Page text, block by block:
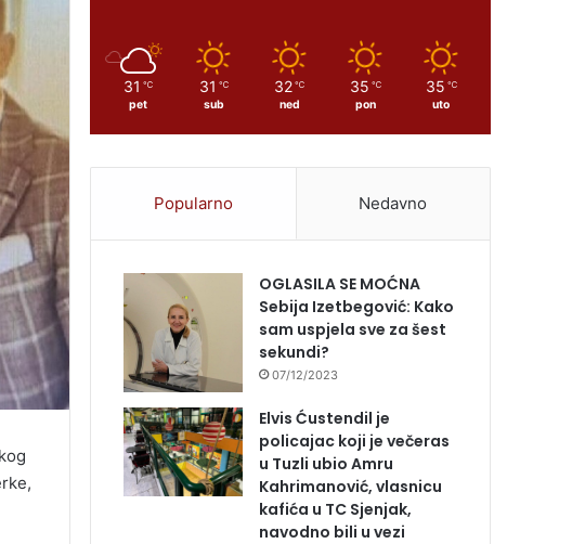
31 ℃
pet
31 ℃
sub
32 ℃
ned
35 ℃
pon
35 ℃
uto
Popularno Nedavno
OGLASILA SE MOĆNA
Sebija Izetbegović: Kako
sam uspjela sve za šest
sekundi?
07/12/2023
Elvis Ćustendil je
policajac koji je večeras
u Tuzli ubio Amru
Kahrimanović, vlasnicu
kafića u TC Sjenjak,
navodno bili u vezi